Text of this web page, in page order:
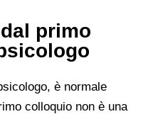
primo
è normale
colloquio non è una